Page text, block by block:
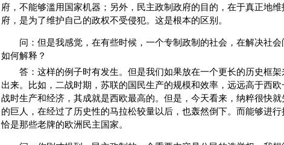
府，不能够滥用国家机器；另外，民主政制政府的目的，在于真正地
府，是为了维护自己的政权不受侵犯。这是根本的区别。
问：但是我感觉，在有些时候，一个专制政制的社会，在解决社
如何解释？
答：这样的例子时有发生。但是我们如果放在一个更长的历史框
出来。比如，二战时期，苏联的国民生产的规模和效率，远远高于西
战时生产和经济，其成就是西欧最高的。但是，今天看来，纳粹很快
的巨人，在经过了历史性的马拉松较量以后，也轰然倒下。而能够进
恰是那些老牌的欧洲民主国家。